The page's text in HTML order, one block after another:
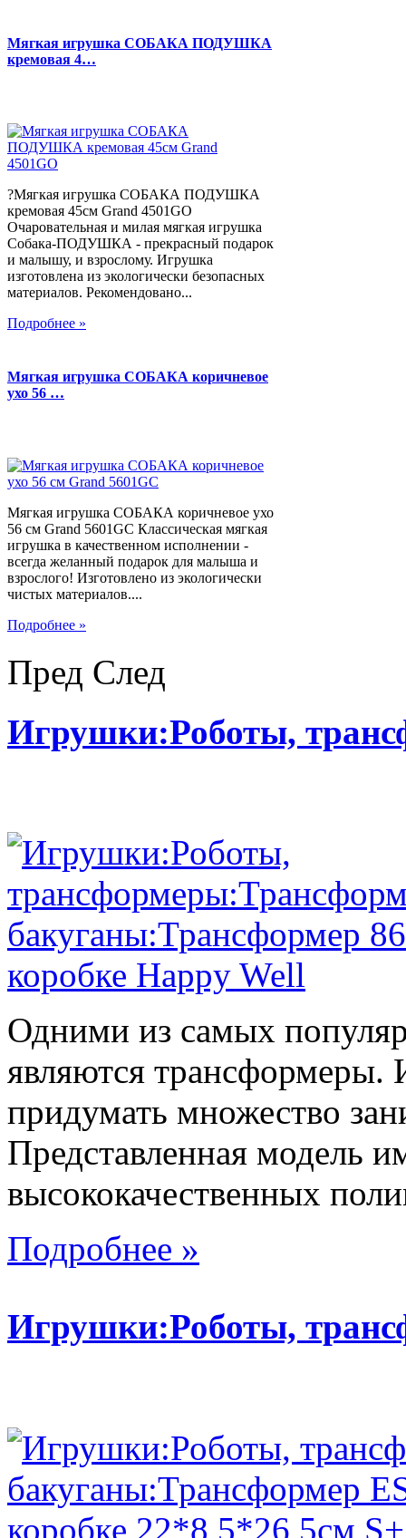
Мягкая игрушка СОБАКА ПОДУШКА
кремовая 4…
?Мягкая игрушка СОБАКА ПОДУШКА
кремовая 45см Grand 4501GO
Очаровательная и милая мягкая игрушка
Собака-ПОДУШКА - прекрасный подарок
и малышу, и взрослому. Игрушка
изготовлена из экологически безопасных
материалов. Рекомендовано...
Подробнее »
Мягкая игрушка СОБАКА коричневое
ухо 56 …
Мягкая игрушка СОБАКА коричневое ухо
56 см Grand 5601GC Классическая мягкая
игрушка в качественном исполнении -
всегда желанный подарок для малыша и
взрослого! Изготовлено из экологически
чистых материалов....
Подробнее »
Пред След
Игрушки:Роботы,
Одними из самых
являются
придумать множество
Представленная модель
высококачественных
Подробнее »
Игрушки:Роботы,